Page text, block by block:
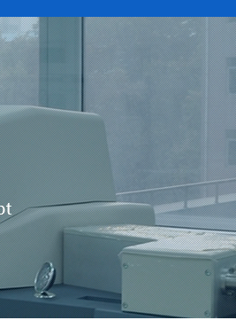
人才招聘 联系我们